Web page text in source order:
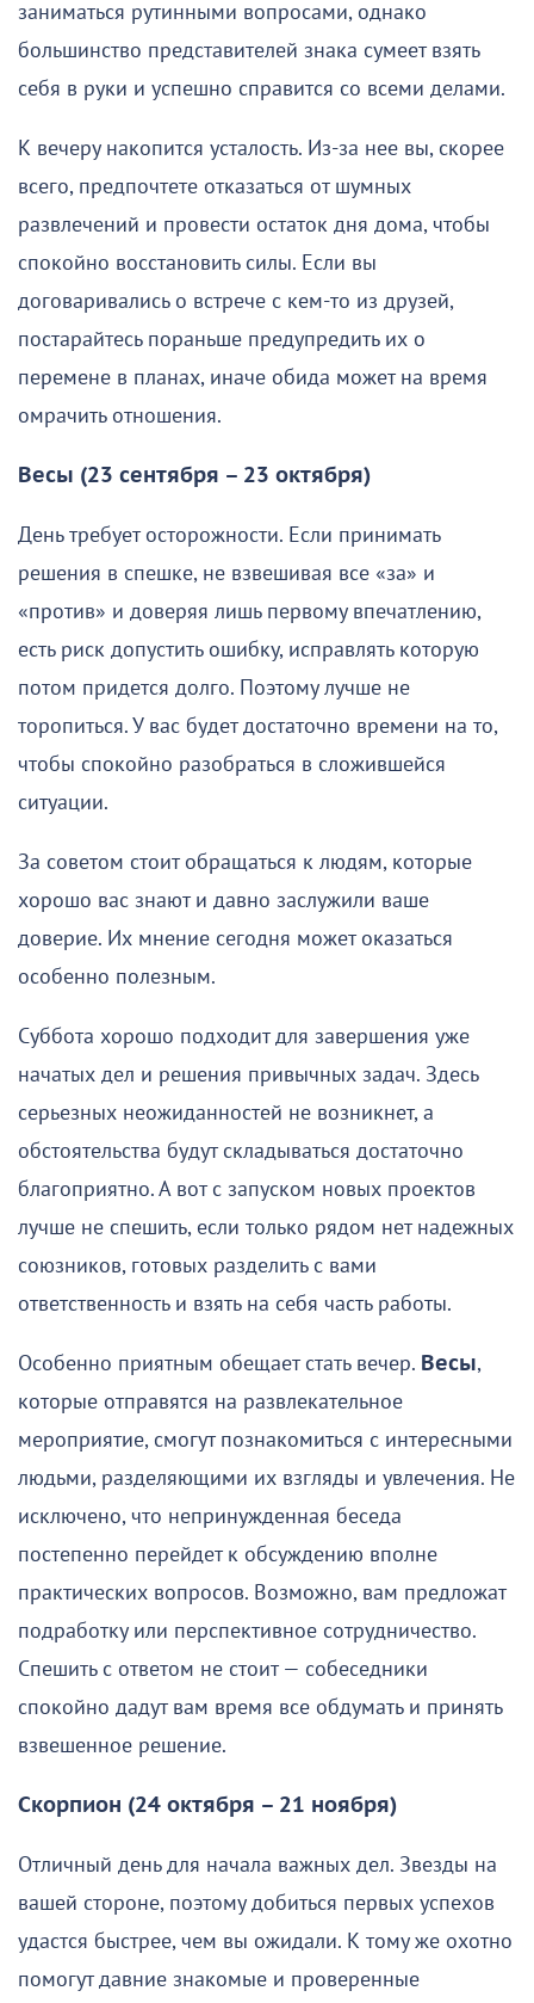
заниматься рутинными вопросами, однако
большинство представителей знака сумеет взять
себя в руки и успешно справится со всеми делами.
К вечеру накопится усталость. Из-за нее вы, скорее
всего, предпочтете отказаться от шумных
развлечений и провести остаток дня дома, чтобы
спокойно восстановить силы. Если вы
договаривались о встрече с кем-то из друзей,
постарайтесь пораньше предупредить их о
перемене в планах, иначе обида может на время
омрачить отношения.
Весы (23 сентября – 23 октября)
День требует осторожности. Если принимать
решения в спешке, не взвешивая все «за» и
«против» и доверяя лишь первому впечатлению,
есть риск допустить ошибку, исправлять которую
потом придется долго. Поэтому лучше не
торопиться. У вас будет достаточно времени на то,
чтобы спокойно разобраться в сложившейся
ситуации.
За советом стоит обращаться к людям, которые
хорошо вас знают и давно заслужили ваше
доверие. Их мнение сегодня может оказаться
особенно полезным.
Суббота хорошо подходит для завершения уже
начатых дел и решения привычных задач. Здесь
серьезных неожиданностей не возникнет, а
обстоятельства будут складываться достаточно
благоприятно. А вот с запуском новых проектов
лучше не спешить, если только рядом нет надежных
союзников, готовых разделить с вами
ответственность и взять на себя часть работы.
Особенно приятным обещает стать вечер. Весы,
которые отправятся на развлекательное
мероприятие, смогут познакомиться с интересными
людьми, разделяющими их взгляды и увлечения. Не
исключено, что непринужденная беседа
постепенно перейдет к обсуждению вполне
практических вопросов. Возможно, вам предложат
подработку или перспективное сотрудничество.
Спешить с ответом не стоит — собеседники
спокойно дадут вам время все обдумать и принять
взвешенное решение.
Скорпион (24 октября – 21 ноября)
Отличный день для начала важных дел. Звезды на
вашей стороне, поэтому добиться первых успехов
удастся быстрее, чем вы ожидали. К тому же охотно
помогут давние знакомые и проверенные